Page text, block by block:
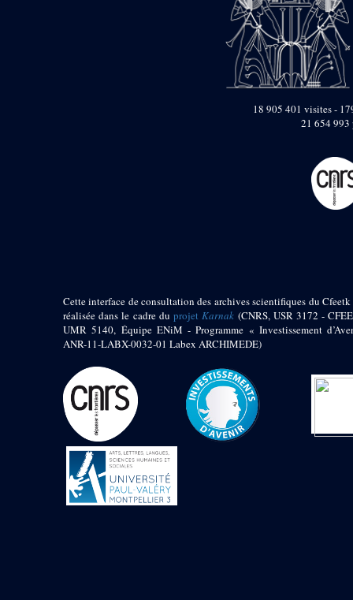
18 905 401 visites -
21 654 993
Cette interface de consultation des archives scientifiques du Cfeetk
réalisée dans le cadre duprojet Karnak (CNRS, USR 3172 -
UMR 5140, Équipe ENiM - Programme « Investissement
ANR-11-LABX-0032-01 Labex ARCHIMEDE)